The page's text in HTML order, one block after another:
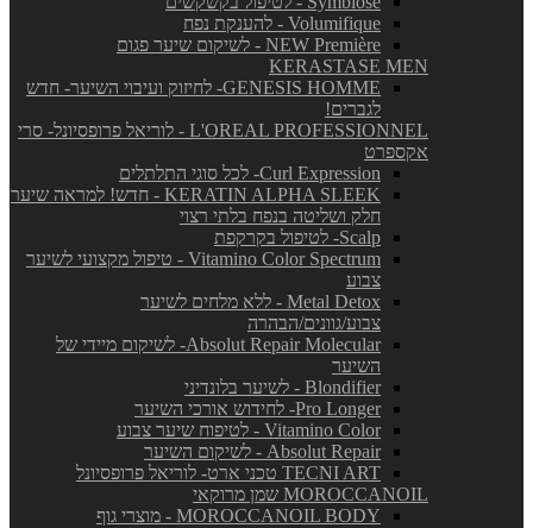
Volumifique - להענקת נפח
NEW Première - לשיקום שיער פגום
KERASTASE MEN
GENESIS HOMME- לחיזוק ועיבוי השיער- חדש
לגברים!
L'OREAL PROFESSIONNEL - לוריאל פרופסיונל- סרי
אקספרט
Curl Expression- לכל סוגי התלתלים
KERATIN ALPHA SLEEK - חדש! למראה שיער
חלק ושליטה בנפח בלתי רצוי
Scalp- לטיפול בקרקפת
Vitamino Color Spectrum - טיפול מקצועי לשיער
צבוע
Metal Detox - ללא מלחים לשיער
צבוע/גוונים/הבהרה
Absolut Repair Molecular- לשיקום מיידי של
השיער
Blondifier - לשיער בלונדיני
Pro Longer- לחידוש אורכי השיער
Vitamino Color - לטיפוח שיער צבוע
Absolut Repair - לשיקום השיער
TECNI ART טכני ארט- לוריאל פרופסיונל
MOROCCANOIL שמן מרוקאי
MOROCCANOIL BODY - מוצרי גוף